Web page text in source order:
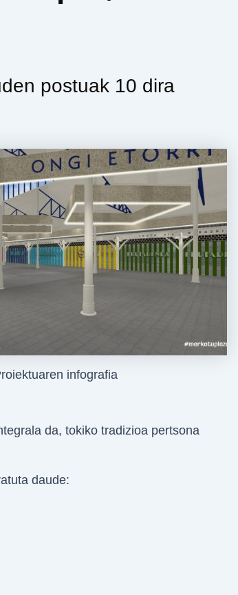
postuak 10 dira
infografia
da, tokiko tradizioa pertsona
daude: